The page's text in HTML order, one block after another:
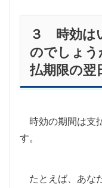
３ 時効は
のでしょう
払期限の翌
時効の期間は支
す。
たとえば、あな